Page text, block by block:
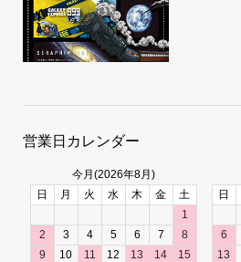
営業日カレンダー
今月(2026年8月)
日
月 火 水 木 金
土
1
2
3 4 5 6 7
8
9
10 11 12 13 14
15
日
6
13